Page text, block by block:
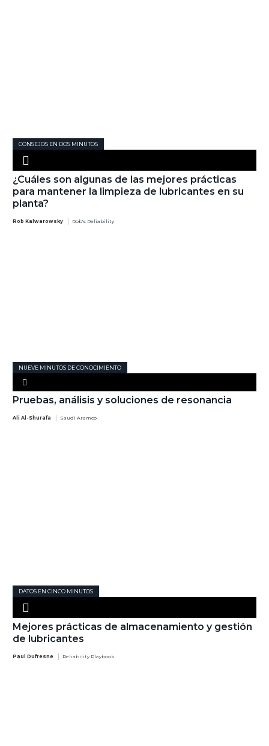
CONSEJOS EN DOS MINUTOS
¿Cuáles son algunas de las mejores prácticas
para mantener la limpieza de lubricantes en su
planta?
Rob Kalwarowsky Rob's Reliability
NUEVE MINUTOS DE CONOCIMIENTO
Pruebas, análisis y soluciones de resonancia
Ali Al-Shurafa Saudi Aramco
DATOS EN CINCO MINUTOS
Mejores prácticas de almacenamiento y gestión
de lubricantes
Paul Dufresne Reliability Playbook